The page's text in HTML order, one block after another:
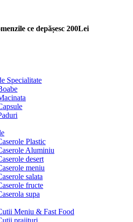
ce depășesc 200Lei
Specialitate
Plastic
Aluminiu
desert
meniu
salata
fructe
supa
Meniu & Fast Food
prajituri